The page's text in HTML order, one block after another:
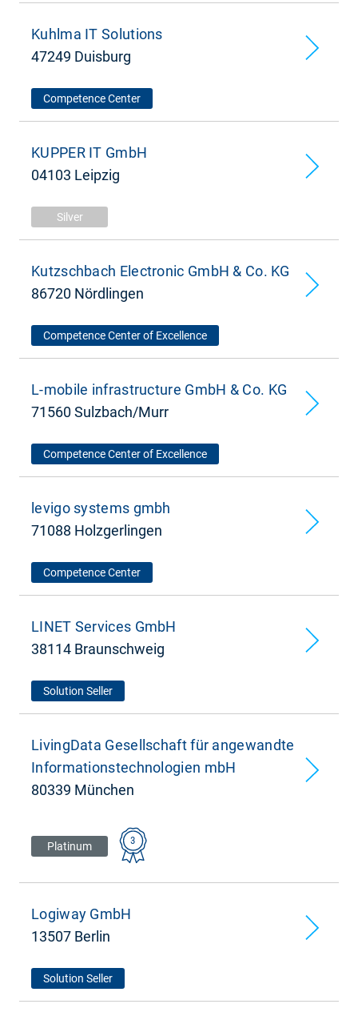
Kuhlma IT Solutions
47249 Duisburg
Competence Center
KUPPER IT GmbH
04103 Leipzig
Silver
Kutzschbach Electronic GmbH & Co. KG
86720 Nördlingen
Competence Center of Excellence
L-mobile infrastructure GmbH & Co. KG
71560 Sulzbach/Murr
Competence Center of Excellence
levigo systems gmbh
71088 Holzgerlingen
Competence Center
LINET Services GmbH
38114 Braunschweig
Solution Seller
LivingData Gesellschaft für angewandte
Informationstechnologien mbH
80339 München
Platinum 3
Logiway GmbH
13507 Berlin
Solution Seller